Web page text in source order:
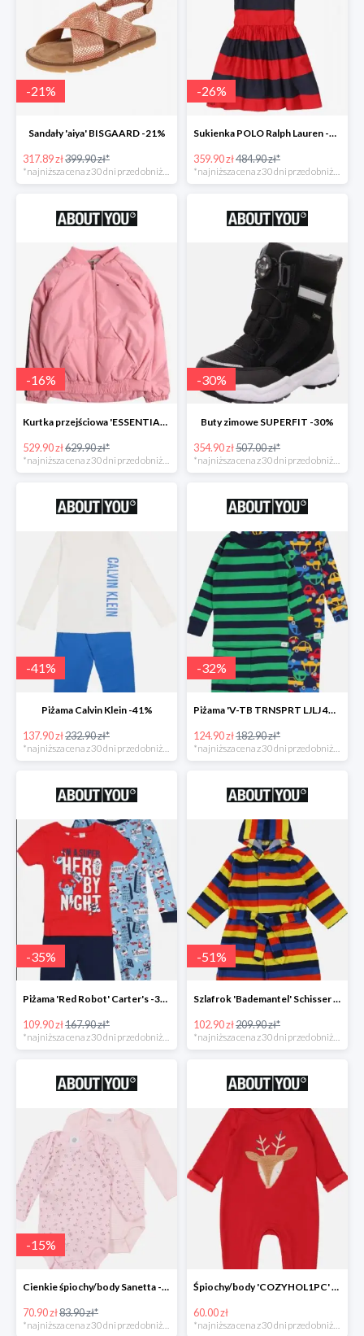
-21%
Sandały 'aiya' BISGAARD -21%
317.89 zł399.90 zł*
*najniższa cena z 30 dni przed obniżką
-26%
Sukienka POLO Ralph Lauren -26%
359.90 zł484.90 zł*
*najniższa cena z 30 dni przed obniżką
-16%
Kurtka przejściowa 'ESSENTIAL TOMMY TAPE JACKET -16%
529.90 zł629.90 zł*
-30%
Buty zimowe SUPERFIT -30%
354.90 zł507.00 zł*
-41%
Piżama Calvin Klein -41%
137.90 zł232.90 zł*
*najniższa cena z 30 dni przed obniżką
-32%
Piżama 'V-TB TRNSPRT LJLJ 4PC' GAP -32%
124.90 zł182.90 zł*
*najniższa cena z 30 dni przed obniżką
-35%
Piżama 'Red Robot' Carter's -35%
109.90 zł167.90 zł*
-51%
Szlafrok 'Bademantel' Schisser -51%
102.90 zł209.90 zł*
-15%
Cienkie śpiochy/body Sanetta -15%
70.90 zł83.90 zł*
Śpiochy/body 'COZYHOL1PC' GAP -60%
60.00 zł